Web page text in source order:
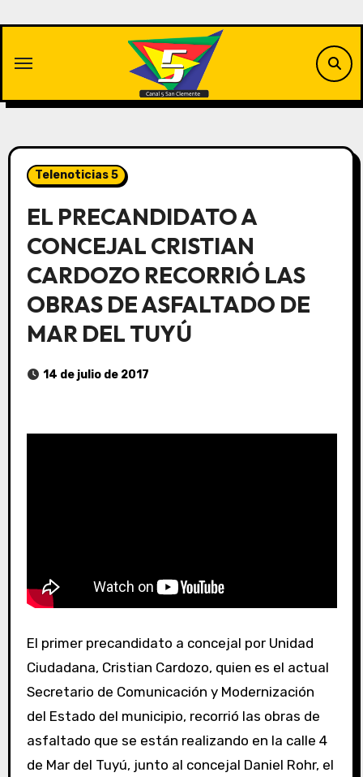
contenido
Telenoticias 5
EL PRECANDIDATO A
CONCEJAL CRISTIAN
CARDOZO RECORRIÓ LAS
OBRAS DE ASFALTADO DE
MAR DEL TUYÚ
14 de julio de 2017
El primer precandidato a concejal por Unidad
Ciudadana, Cristian Cardozo, quien es el actual
Secretario de Comunicación y Modernización
del Estado del municipio, recorrió las obras de
asfaltado que se están realizando en la calle 4
de Mar del Tuyú, junto al concejal Daniel Rohr, el